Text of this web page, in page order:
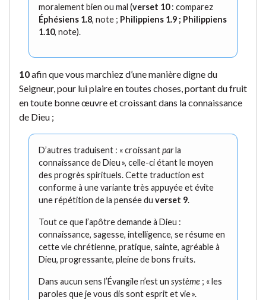
moralement bien ou mal (verset 10: comparez
Éphésiens 1.8, note ; Philippiens 1.9 ; Philippiens
1.10, note).
10afin que vous marchiez d’une manière digne du
Seigneur, pour lui plaire en toutes choses, portant du fruit
en toute bonne œuvre et croissant dans la connaissance
de Dieu ;
D’autres traduisent : « croissantparla
connaissance de Dieu », celle-ci étant le moyen
des progrès spirituels. Cette traduction est
conforme à une variante très appuyée et évite
une répétition de la pensée du verset 9.
Tout ce que l’apôtre demande à Dieu :
connaissance, sagesse, intelligence, se résume en
cette vie chrétienne, pratique, sainte, agréable à
Dieu, progressante, pleine de bons fruits.
Dans aucun sens l’Évangile n’est un système ; « les
paroles que je vous dis sont esprit et vie ».